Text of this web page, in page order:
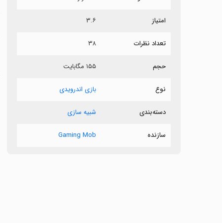
امتیاز ۳.۶
تعداد نظرات ۳۸
حجم ۱۵۵ مگابایت
نوع بازی اندرویدی
دسته‌بندی شبیه سازی
سازنده Gaming Mob